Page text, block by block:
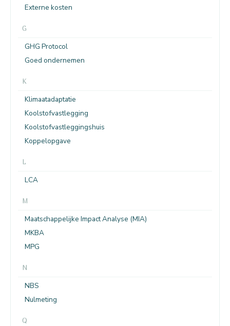
Externe kosten
G
GHG Protocol
Goed ondernemen
K
Klimaatadaptatie
Koolstofvastlegging
Koolstofvastleggingshuis
Koppelopgave
L
LCA
M
Maatschappelijke Impact Analyse (MIA)
MKBA
MPG
N
NBS
Nulmeting
Q